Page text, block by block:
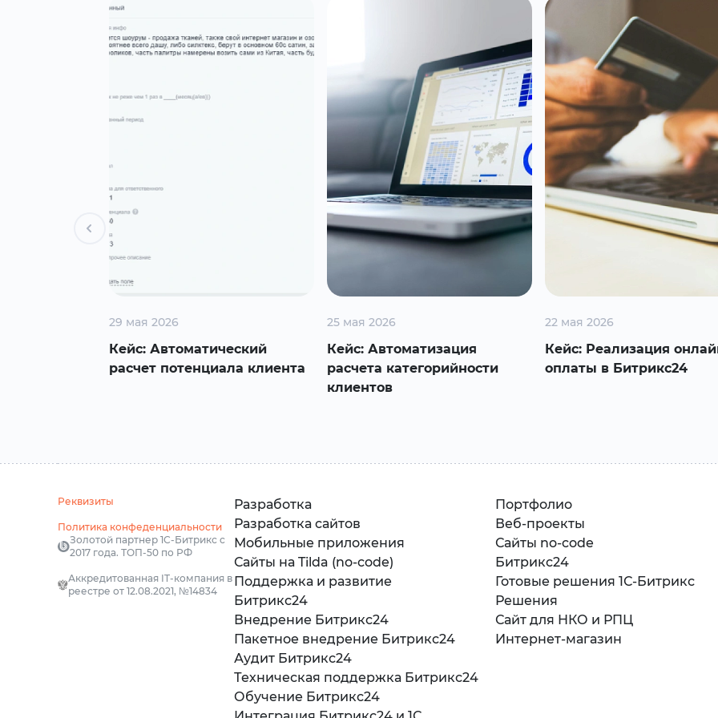
29 мая 2026
Кейс: Автоматический
расчет потенциала клиента
25 мая 2026
Кейс: Автоматизация
расчета категорийности
клиентов
22 мая 2026
Кейс: Реализация
оплаты в Битрикс24
Реквизиты
Политика конфеденциальности
Золотой партнер 1С-Битрикс с
2017 года. ТОП-50 по РФ
Аккредитованная IT-компания в
реестре от 12.08.2021, №14834
Разработка
Разработка сайтов
Мобильные приложения
Сайты на Tilda (no-code)
Поддержка и развитие
Битрикс24
Внедрение Битрикс24
Пакетное внедрение Битрикс24
Аудит Битрикс24
Техническая поддержка Битрикс24
Обучение Битрикс24
Портфолио
Веб-проекты
Сайты no-code
Битрикс24
Готовые решения 1С-Битрикс
Решения
Сайт для НКО и РПЦ
Интернет-магазин